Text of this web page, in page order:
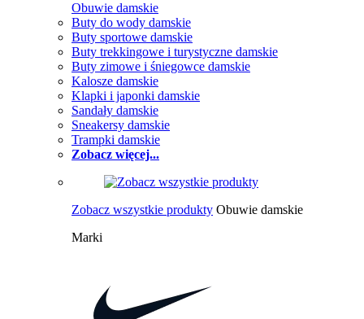
Obuwie damskie
Buty do wody damskie
Buty sportowe damskie
Buty trekkingowe i turystyczne damskie
Buty zimowe i śniegowce damskie
Kalosze damskie
Klapki i japonki damskie
Sandały damskie
Sneakersy damskie
Trampki damskie
Zobacz więcej...
Zobacz wszystkie produkty Obuwie damskie
Marki